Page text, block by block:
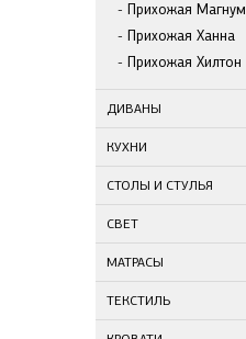
Прихожая Магнум
Прихожая Ханна
Прихожая Хилтон
ДИВАНЫ
КУХНИ
СТОЛЫ И СТУЛЬЯ
СВЕТ
МАТРАСЫ
ТЕКСТИЛЬ